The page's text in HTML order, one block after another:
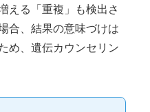
える「重複」も検出さ
合、結果の意味づけは
め、遺伝カウンセリン